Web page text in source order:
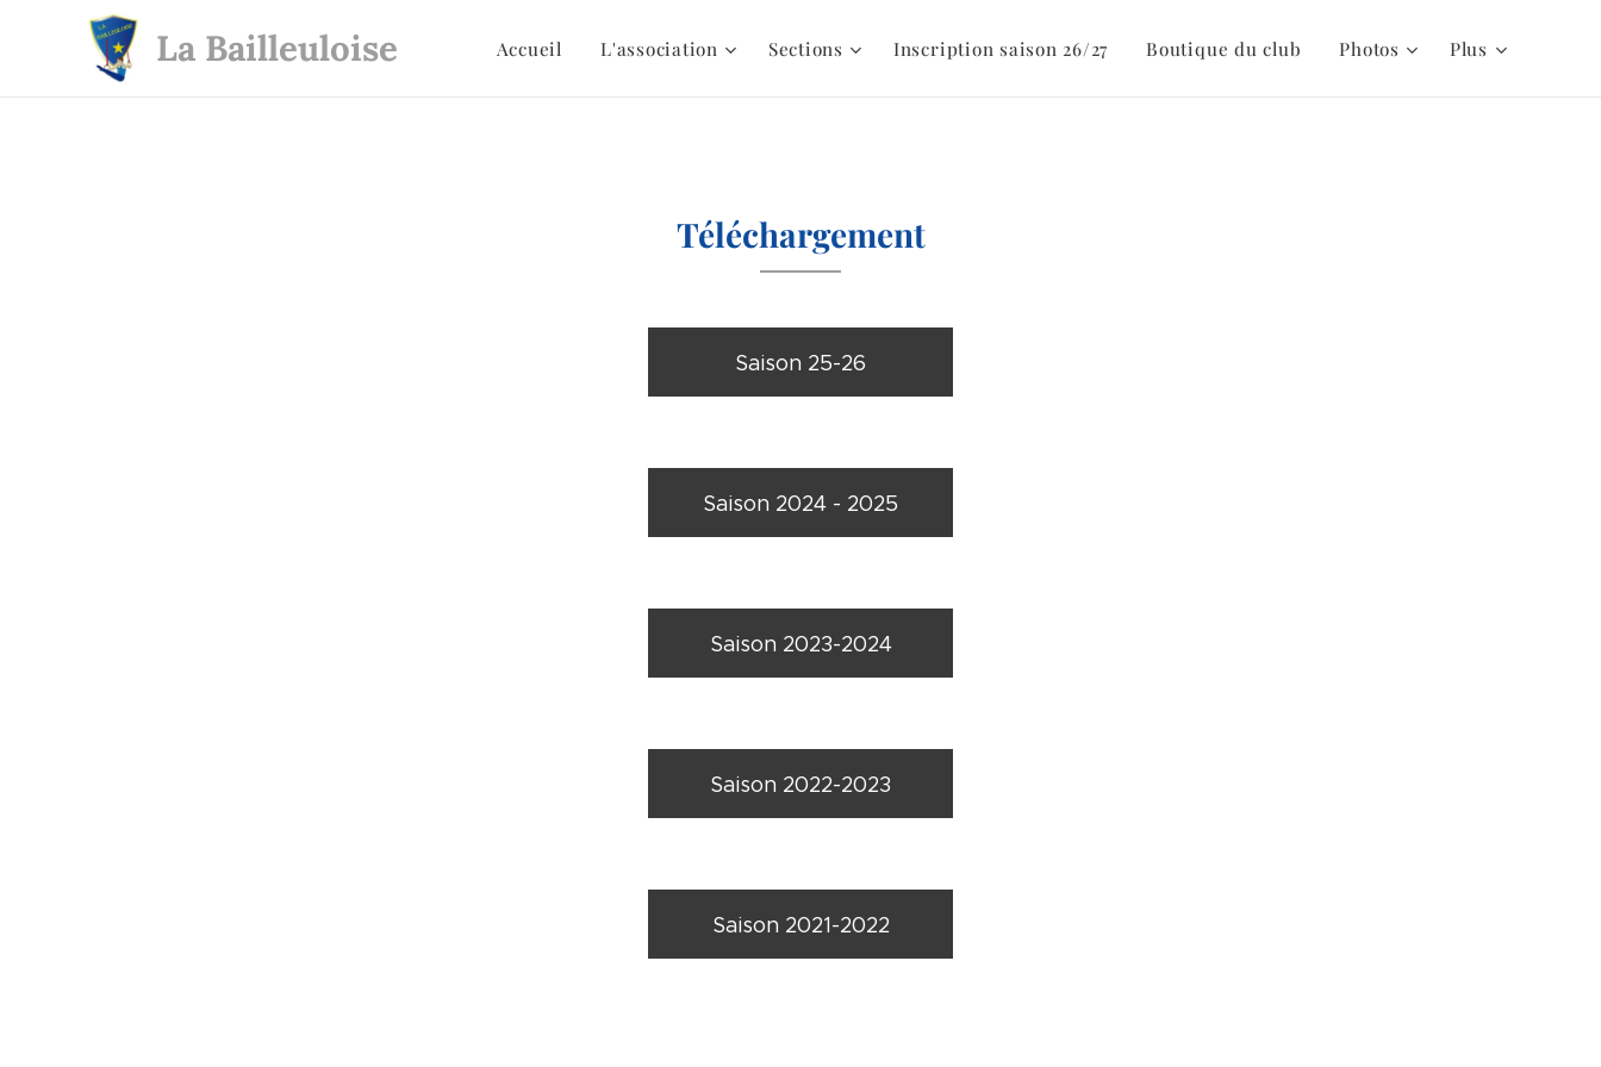
La Bailleuloise Accueil L'association Sections Inscription saison 26/27 Boutique du club Photos Plus
Téléchargement
Saison 25-26
Saison 2024 - 2025
Saison 2023-2024
Saison 2022-2023
Saison 2021-2022